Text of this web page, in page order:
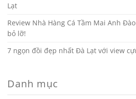
Lạt
Review Nhà Hàng Cá Tầm Mai Anh
bỏ lỡ!
7 ngọn đồi đẹp nhất Đà Lạt với view
Danh mục